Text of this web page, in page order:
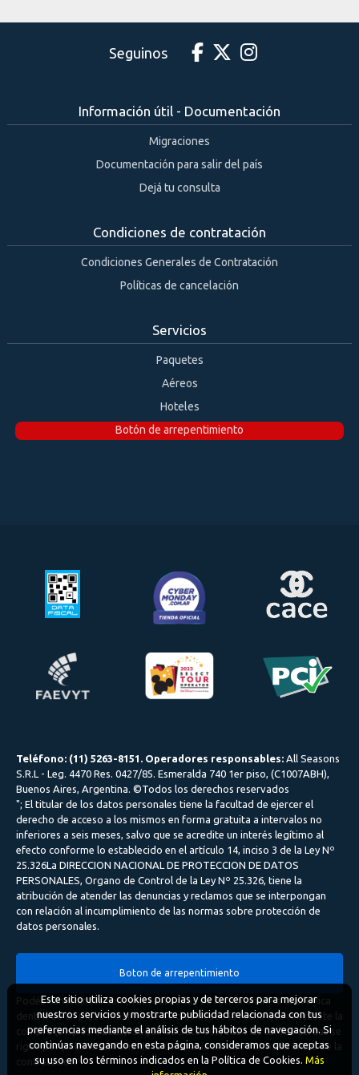
Seguinos
Información útil - Documentación
Migraciones
Documentación para salir del país
Dejá tu consulta
Condiciones de contratación
Condiciones Generales de Contratación
Políticas de cancelación
Servicios
Paquetes
Aéreos
Hoteles
Botón de arrepentimiento
Teléfono: (11) 5263-8151. Operadores responsables: All Seasons
S.R.L - Leg. 4470 Res. 0427/85. Esmeralda 740 1er piso, (C1007ABH),
Buenos Aires, Argentina. ©Todos los derechos reservados
"; El titular de los datos personales tiene la facultad de ejercer el
derecho de acceso a los mismos en forma gratuita a intervalos no
inferiores a seis meses, salvo que se acredite un interés legítimo al
efecto conforme lo establecido en el artículo 14, inciso 3 de la Ley Nº
25.326La DIRECCION NACIONAL DE PROTECCION DE DATOS
PERSONALES, Organo de Control de la Ley Nº 25.326, tiene la
atribución de atender las denuncias y reclamos que se interpongan
con relación al incumplimiento de las normas sobre protección de
datos personales.
Boton de arrepentimiento
Podés cancelar tus compras realizadas de forma online o telefonica
dentro de un plazo máximo de 10 días desde la fecha que realizaste la
compra (Disp.954/2025). Según decreto 809/2024 las tarifas aéreas se
rigen por política tarifaria de la compañía aérea informada antes de la
contratación.
Este sitio utiliza cookies propias y de terceros para mejorar
nuestros servicios y mostrarte publicidad relacionada con tus
preferencias mediante el análisis de tus hábitos de navegación. Si
continúas navegando en esta página, consideramos que aceptas
su uso en los términos indicados en la Política de Cookies. Más